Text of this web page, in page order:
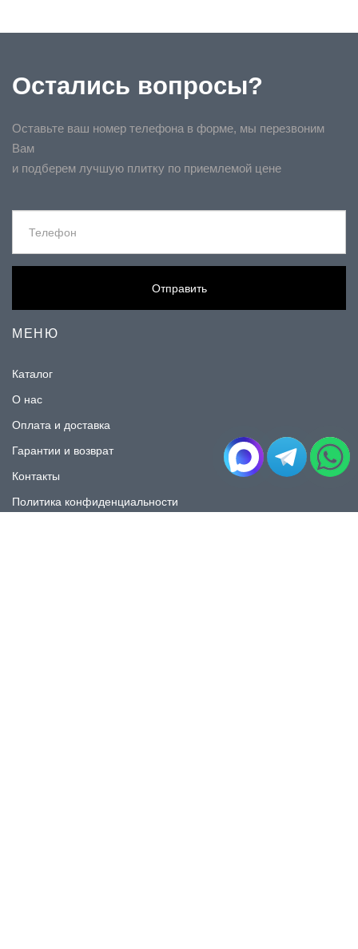
Остались вопросы?
Оставьте ваш номер телефона в форме, мы перезвоним
Вам
и подберем лучшую плитку по приемлемой цене
Отправить
МЕНЮ
Каталог
О нас
Оплата и доставка
Гарантии и возврат
Контакты
Политика конфиденциальности